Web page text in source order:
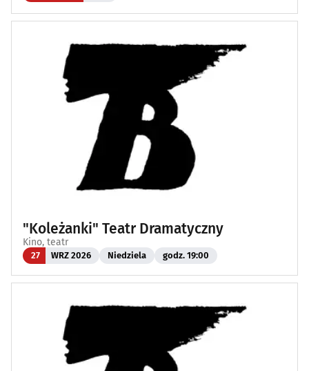
"Koleżanki" Teatr Dramatyczny
Kino, teatr
27 WRZ 2026 Niedziela godz. 19:00